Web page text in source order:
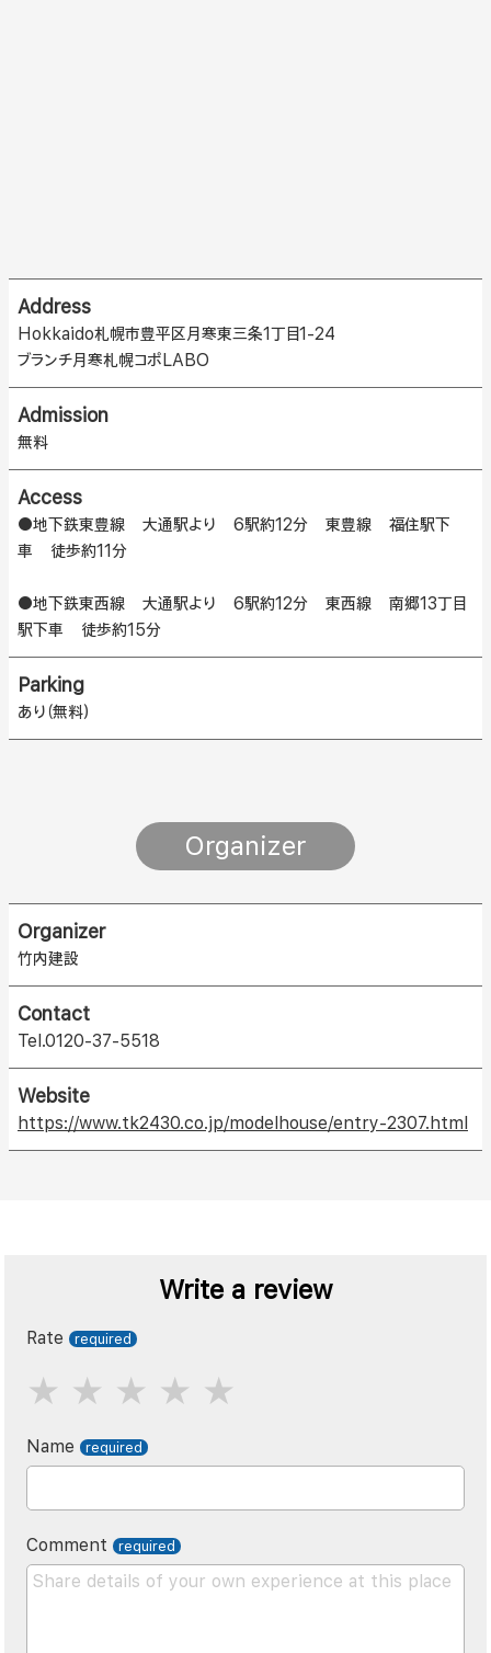
Address
Hokkaido札幌市豊平区月寒東三条1丁目1-24
ブランチ月寒札幌コポLABO
Admission
無料
Access
●地下鉄東豊線 大通駅より 6駅約12分 東豊線 福住駅下
車 徒歩約11分
●地下鉄東西線 大通駅より 6駅約12分 東西線 南郷13丁目
駅下車 徒歩約15分
Parking
あり（無料）
Organizer
Organizer
竹内建設
Contact
Tel.0120-37-5518
Website
https://www.tk2430.co.jp/modelhouse/entry-2307.html
Write a review
Rate
Name
Comment